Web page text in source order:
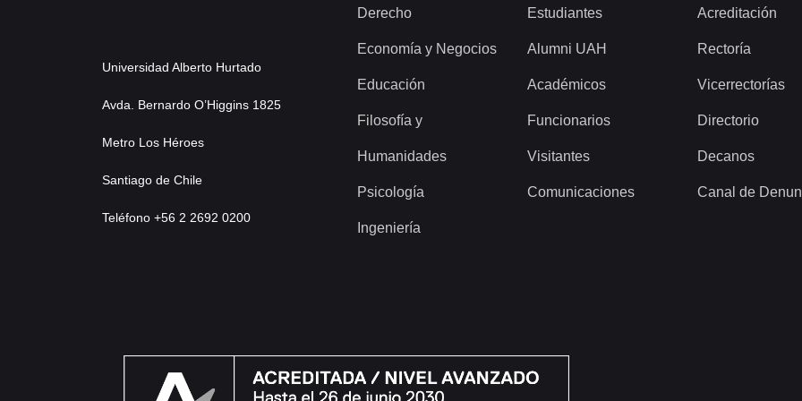
Universidad Alberto Hurtado
Avda. Bernardo O’Higgins 1825
Metro Los Héroes
Santiago de Chile
Teléfono +56 2 2692 0200
Derecho
Economía y Negocios
Educación
Filosofía y
Humanidades
Psicología
Ingeniería
Estudiantes
Alumni UAH
Académicos
Funcionarios
Visitantes
Comunicaciones
Acreditación
Rectoría
Vicerrectorías
Directorio
Decanos
Canal de